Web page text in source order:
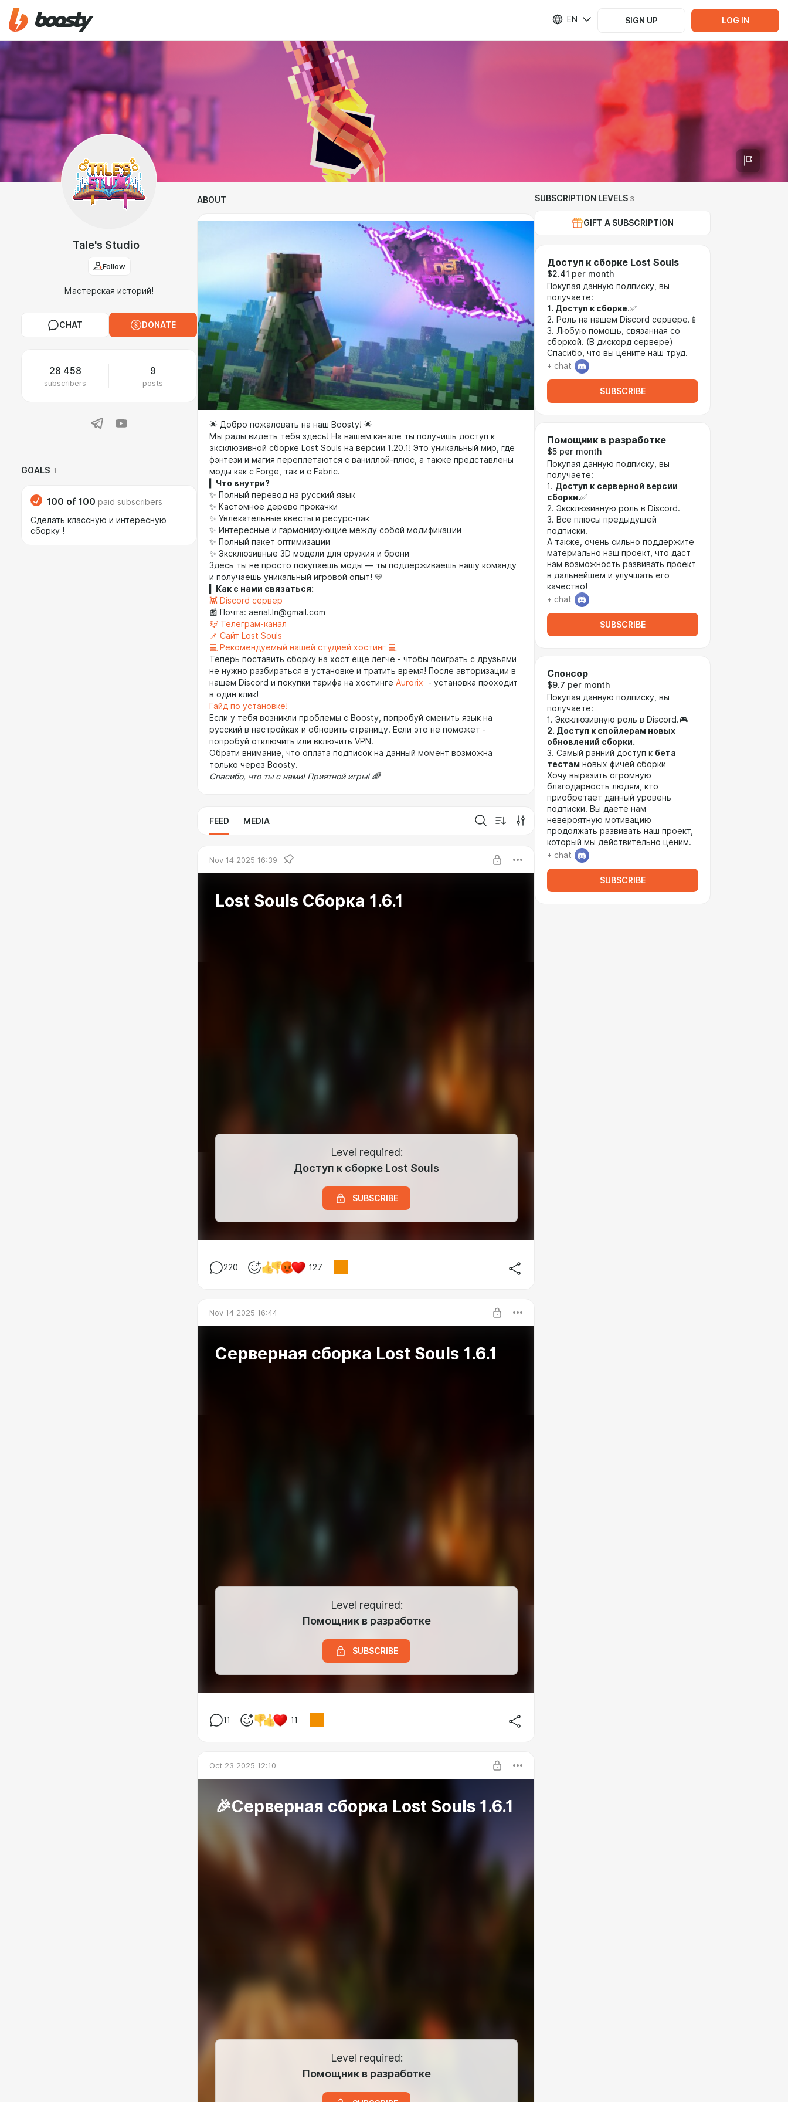
EN SIGN UP LOG IN
Tale's Studio
Follow
Мастерская историй!
CHAT DONATE
28 458
subscribers
9
posts
GOALS 1
100 of 100 paid subscribers
Сделать классную и интересную
сборку !
ABOUT
🌟 Добро пожаловать на наш Boosty! 🌟
Мы рады видеть тебя здесь! На нашем канале ты получишь доступ к
эксклюзивной сборке Lost Souls на версии 1.20.1! Это уникальный мир, где
фэнтези и магия переплетаются с ваниллой-плюс, а также представлены
моды как с Forge, так и с Fabric.
▎Что внутри?
✨ Полный перевод на русский язык
✨ Кастомное дерево прокачки
✨ Увлекательные квесты и ресурс-пак
✨ Интересные и гармонирующие между собой модификации
✨ Полный пакет оптимизации
✨ Эксклюзивные 3D модели для оружия и брони
Здесь ты не просто покупаешь моды — ты поддерживаешь нашу команду
и получаешь уникальный игровой опыт! 💛
▎Как с нами связаться:
👾 Discord сервер
📰 Почта: aerial.lri@gmail.com
📪 Телеграм-канал
📌 Сайт Lost Souls
💻 Рекомендуемый нашей студией хостинг 💻
Теперь поставить сборку на хост еще легче - чтобы поиграть с друзьями
не нужно разбираться в установке и тратить время! После авторизации в
нашем Discord и покупки тарифа на хостинге Aurorix - установка проходит
в один клик!
Гайд по установке!
Если у тебя возникли проблемы с Boosty, попробуй сменить язык на
русский в настройках и обновить страницу. Если это не поможет -
попробуй отключить или включить VPN.
Обрати внимание, что оплата подписок на данный момент возможна
только через Boosty.
Спасибо, что ты с нами! Приятной игры! 🌈
FEED MEDIA
Nov 14 2025 16:39
Lost Souls Сборка 1.6.1
Level required:
Доступ к сборке Lost Souls
SUBSCRIBE
220 127
Nov 14 2025 16:44
Серверная сборка Lost Souls 1.6.1
Level required:
Помощник в разработке
SUBSCRIBE
11 11
Oct 23 2025 12:10
🎉Серверная сборка Lost Souls 1.6.1
Level required:
Помощник в разработке
SUBSCRIPTION LEVELS 3
GIFT A SUBSCRIPTION
Доступ к сборке Lost Souls
$2.41 per month
Покупая данную подписку, вы
получаете:
1. Доступ к сборке.✅
2. Роль на нашем Discord сервере.📱
3. Любую помощь, связанная со
сборкой. (В дискорд сервере)
Спасибо, что вы цените наш труд.
+ chat
SUBSCRIBE
Помощник в разработке
$5 per month
Покупая данную подписку, вы
получаете:
1. Доступ к серверной версии
сборки.✅
2. Эксклюзивную роль в Discord.
3. Все плюсы предыдущей
подписки.
А также, очень сильно поддержите
материально наш проект, что даст
нам возможность развивать проект
в дальнейшем и улучшать его
качество!
+ chat
SUBSCRIBE
Спонсор
$9.7 per month
Покупая данную подписку, вы
получаете:
1. Эксклюзивную роль в Discord.🎮
2. Доступ к спойлерам новых
обновлений сборки.
3. Самый ранний доступ к бета
тестам новых фичей сборки
Хочу выразить огромную
благодарность людям, кто
приобретает данный уровень
подписки. Вы даете нам
невероятную мотивацию
продолжать развивать наш проект,
который мы действительно ценим.
+ chat
SUBSCRIBE